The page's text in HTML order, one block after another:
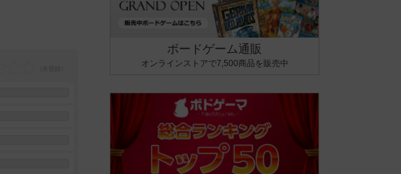
ボードゲーム通販
オンラインストアで7,500商品を販売中